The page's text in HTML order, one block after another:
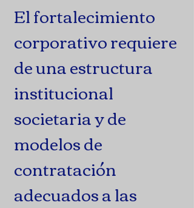
El fortalecimiento
corporativo requiere
de una estructura
institucional
societaria y de
modelos de
contratación
adecuados a las